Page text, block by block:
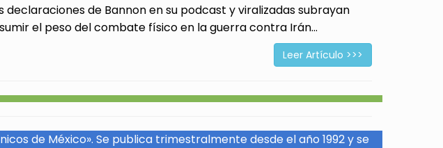
declaraciones de Bannon en su podcast y viralizadas subrayan
el peso del combate físico en la guerra contra Irán...
Leer Artículo >>>
de México». Se publica trimestralmente desde el año 1992 y se